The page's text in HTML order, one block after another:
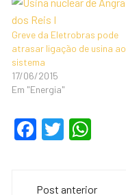
Greve da Eletrobras pode
atrasar ligação de usina ao
sistema
17/06/2015
Em "Energia"
F
T
Navegação
Post anterior